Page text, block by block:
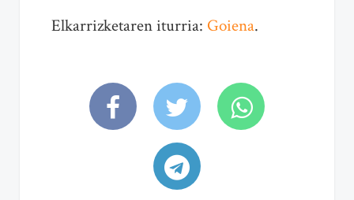
Elkarrizketaren iturria: Goiena.